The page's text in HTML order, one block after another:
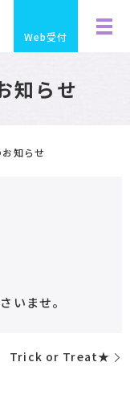
Web受付
知らせ
知らせ
いませ。
Trick or Treat★